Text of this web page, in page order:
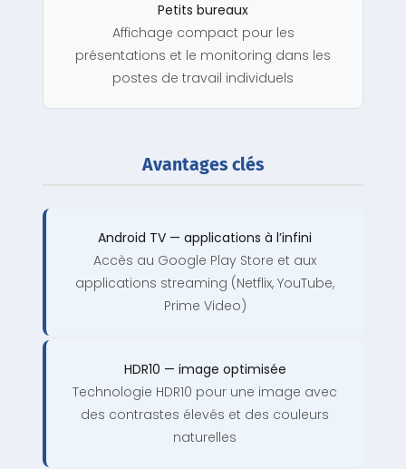
Petits bureaux
Affichage compact pour les
présentations et le monitoring dans les
postes de travail individuels
Avantages clés
Android TV — applications à l’infini
Accès au Google Play Store et aux
applications streaming (Netflix, YouTube,
Prime Video)
HDR10 — image optimisée
Technologie HDR10 pour une image avec
des contrastes élevés et des couleurs
naturelles